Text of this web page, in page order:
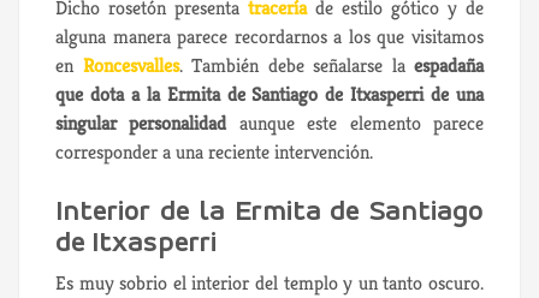
Dicho rosetón presenta traceríade estilo gótico y de
alguna manera parece recordarnos a los que visitamos
en Roncesvalles. También debe señalarse la espadaña
que dota a la Ermita de Santiago de Itxasperri de una
singular personalidadaunque este elemento parece
corresponder a una reciente intervención.
Interior de la Ermita de Santiago
de Itxasperri
Es muy sobrio el interior del templo y un tanto oscuro.